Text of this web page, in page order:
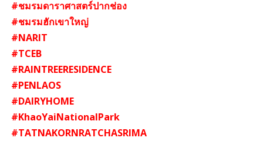
#ชมรมดาราศาสตร์ปากช่อง
#ชมรมฮักเขาใหญ่
#NARIT
#TCEB
#RAINTREERESIDENCE
#PENLAOS
#DAIRYHOME
#KhaoYaiNationalPark
#TATNAKORNRATCHASRIMA